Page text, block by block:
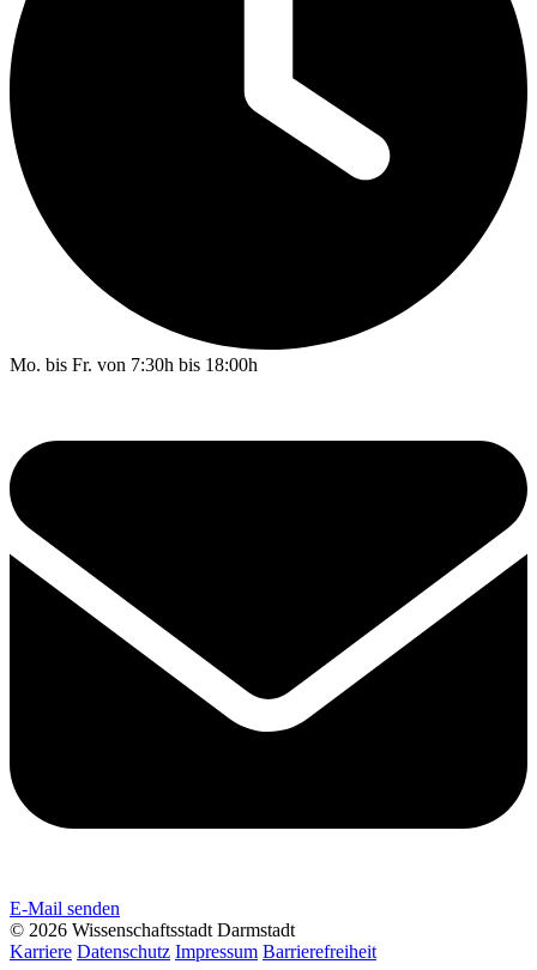
Mo. bis Fr. von 7:30h bis 18:00h
E-Mail senden
© 2026 Wissenschaftsstadt Darmstadt
Karriere Datenschutz Impressum Barrierefreiheit